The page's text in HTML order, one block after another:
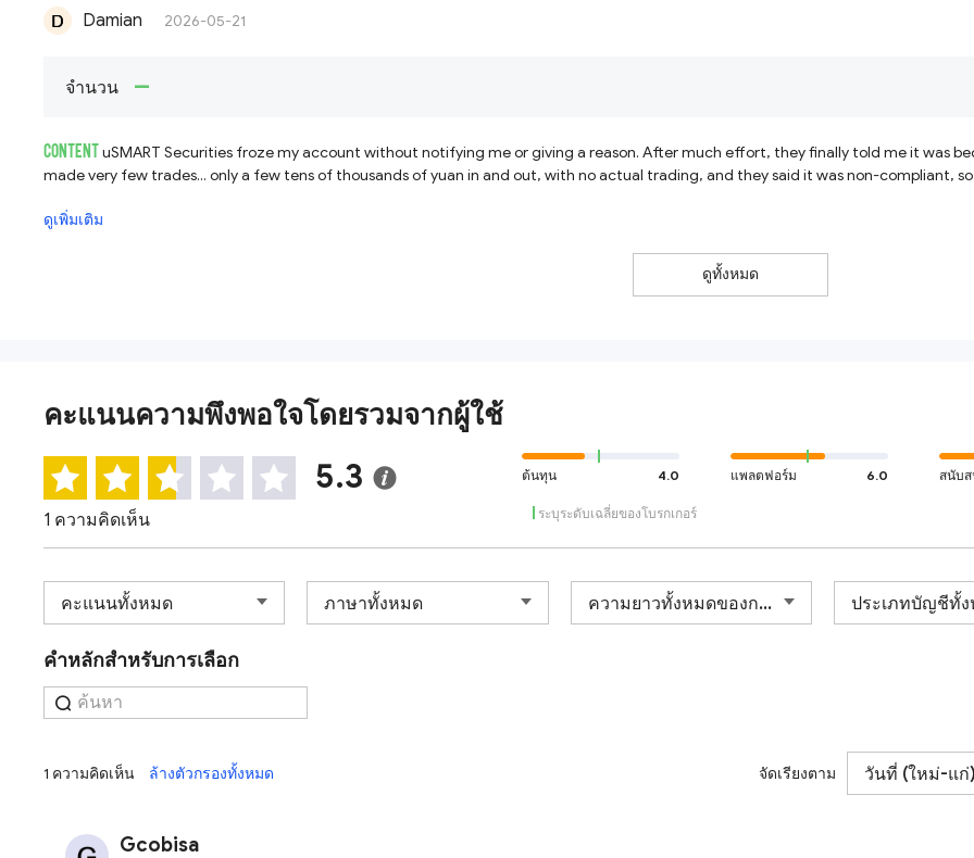
Damian 2026-05-21
จำนวน --
CONTENTuSMART Securities froze my account without notifying me or giving a reason. After much effort, they finally told me it was
made very few trades... only a few tens of thousands of yuan in and out, with no actual trading, and they said it was non-compliant,
ดูเพิ่มเติม
ดูทั้งหมด
คะแนนความพึงพอใจโดยรวมจากผู้ใช้
5.3
1 ความคิดเห็น
ต้นทุน 4.0 แพลตฟอร์ม 6.0 สนับ
ระบุระดับเฉลี่ยของโบรกเกอร์
คำหลักสำหรับการเลือก
1 ความคิดเห็น ล้างตัวกรองทั้งหมด จัดเรียงตาม
Gcobisa